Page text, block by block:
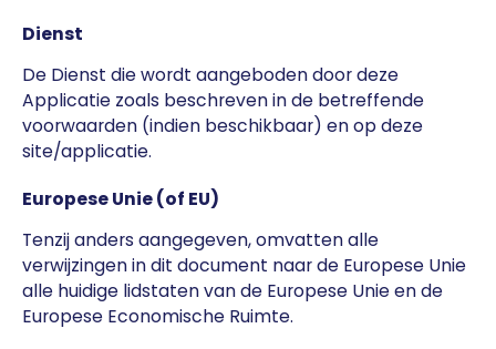
Dienst
De Dienst die wordt aangeboden door deze
Applicatie zoals beschreven in de betreffende
voorwaarden (indien beschikbaar) en op deze
site/applicatie.
Europese Unie (of EU)
Tenzij anders aangegeven, omvatten alle
verwijzingen in dit document naar de Europese Unie
alle huidige lidstaten van de Europese Unie en de
Europese Economische Ruimte.